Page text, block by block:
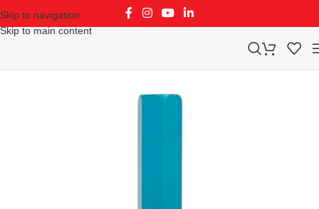
Skip to navigation
Skip to main content